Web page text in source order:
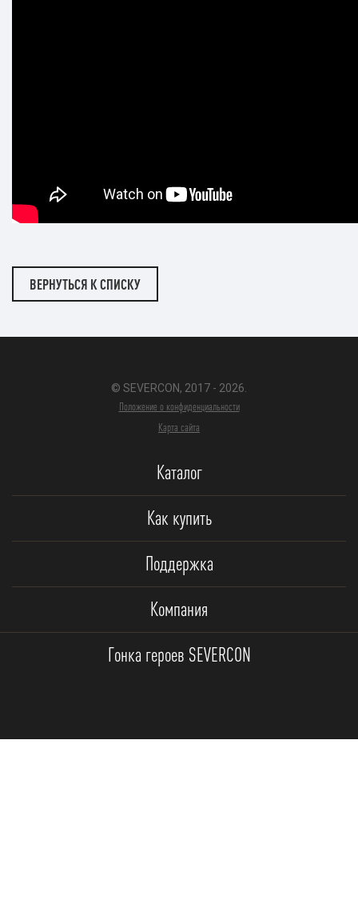
ВЕРНУТЬСЯ К СПИСКУ
© SEVERCON, 2017 - 2026.
Положение о конфиденциальности
Карта сайта
Каталог
Как купить
Поддержка
Компания
Гонка героев SEVERCON